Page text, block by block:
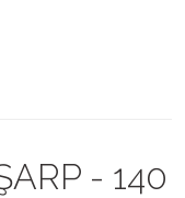
- 140